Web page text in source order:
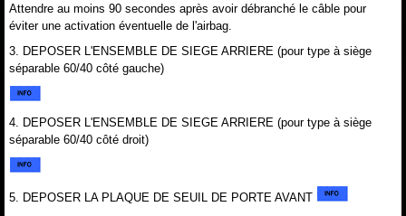
Attendre au moins 90 secondes après avoir débranché le câble pour
éviter une activation éventuelle de l'airbag.
3. DEPOSER L'ENSEMBLE DE SIEGE ARRIERE (pour type à siège
séparable 60/40 côté gauche)
4. DEPOSER L'ENSEMBLE DE SIEGE ARRIERE (pour type à siège
séparable 60/40 côté droit)
5. DEPOSER LA PLAQUE DE SEUIL DE PORTE AVANT